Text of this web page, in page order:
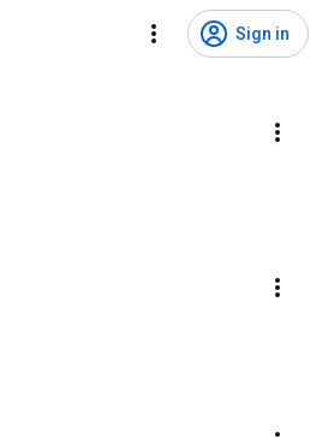
Sign in